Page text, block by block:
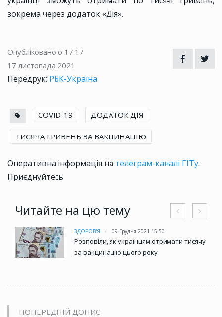
зокрема через додаток «Дія».
Опубліковано о 17:17
17 листопада 2021
Передрук: РБК-Україна
COVID-19 ДОДАТОК ДІЯ
ТИСЯЧА ГРИВЕНЬ ЗА ВАКЦИНАЦІЮ
Оперативна інформація на телеграм-каналі ГІТу.
Приєднуйтесь
Читайте на цю тему
ЗДОРОВ'Я 09 Грудня 2021 15:50
Розповіли, як українцям отримати тисячу
за вакцинацію цього року
ПОПЕРЕДНІЙ ДОПИС